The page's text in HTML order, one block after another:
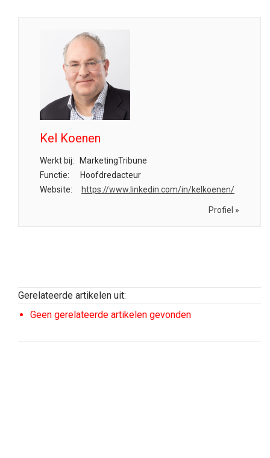
Kel Koenen
Werkt bij:
MarketingTribune
Functie:
Hoofdredacteur
Website:
https://www.linkedin.com/in/kelkoenen/
Profiel »
Gerelateerde artikelen uit:
Geen gerelateerde artikelen gevonden